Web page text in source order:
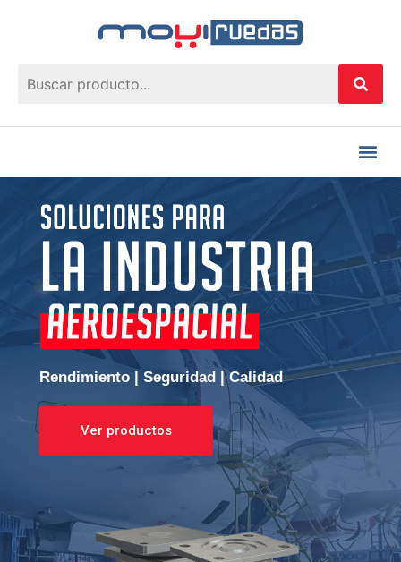
Rendimiento | Seguridad | Calidad
Ver productos